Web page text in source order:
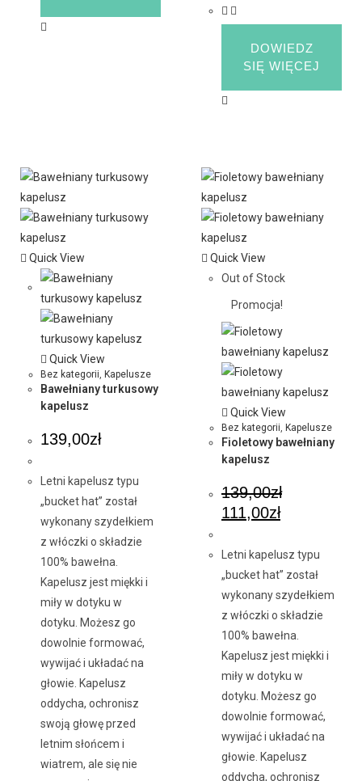
DOWIEDZ
SIĘ WIĘCEJ
Quick View
Quick View
Bez kategorii Kapelusze
Bawełniany turkusowy
kapelusz
139,00zł
Letni kapelusz typu
„bucket hat” został
wykonany szydełkiem
z włóczki o składzie
100% bawełna.
Kapelusz jest miękki i
miły w dotyku w
dotyku. Możesz go
dowolnie formować,
wywijać i układać na
głowie. Kapelusz
oddycha, ochronisz
swoją głowę przed
letnim słońcem i
wiatrem, ale się nie
Quick View
Out of Stock
Promocja!
Quick View
Bez kategorii Kapelusze
Fioletowy bawełniany
kapelusz
139,00zł
111,00zł
Letni kapelusz typu
„bucket hat” został
wykonany szydełkiem
z włóczki o składzie
100% bawełna.
Kapelusz jest miękki i
miły w dotyku w
dotyku. Możesz go
dowolnie formować,
wywijać i układać na
głowie. Kapelusz
oddycha, ochronisz